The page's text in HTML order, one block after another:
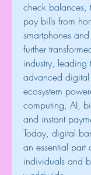
check balances,
pay bills from
smartphones
further
industry, leading
advanced
ecosystem
computing, AI,
and instant
Today, digital
an essential part
individuals and